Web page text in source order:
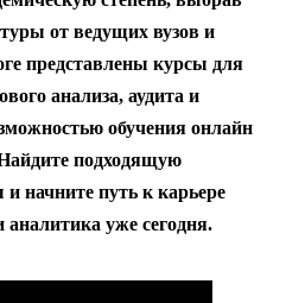
от ведущих вузов и
представлены курсы для
анализа, аудита и
обучения онлайн
подходящую
начните путь к карьере
аналитика уже сегодня.